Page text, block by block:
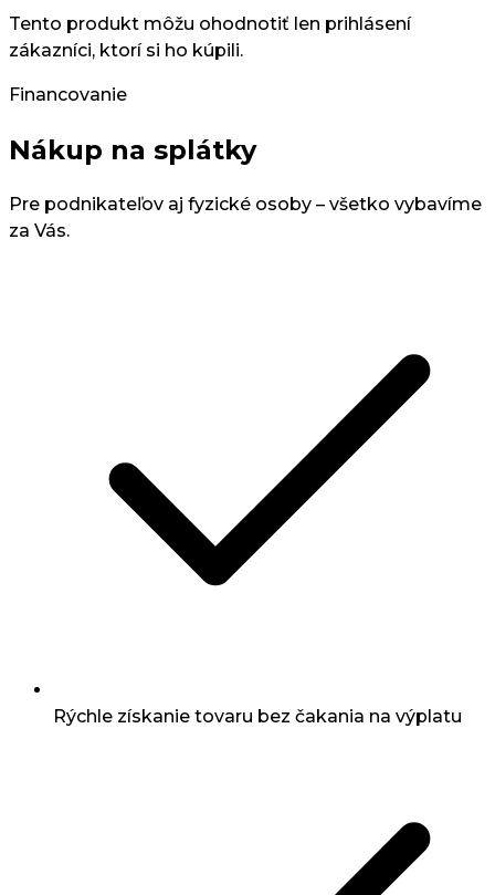
Tento produkt môžu ohodnotiť len prihlásení
zákazníci, ktorí si ho kúpili.
Financovanie
Nákup na splátky
Pre podnikateľov aj fyzické osoby – všetko vybavíme
za Vás.
Rýchle získanie tovaru bez čakania na výplatu